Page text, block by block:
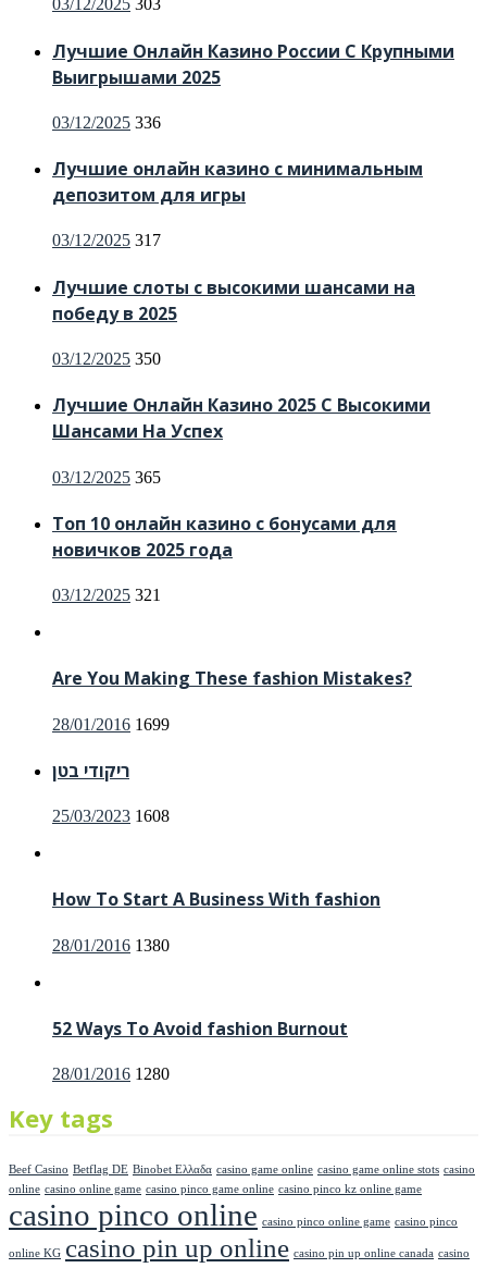
Posted
03/12/2025 303
Лучшие Онлайн Казино России С Крупными
Выигрышами 2025
Posted
03/12/2025 336
Лучшие онлайн казино с минимальным
депозитом для игры
Posted
03/12/2025 317
Лучшие слоты с высокими шансами на
победу в 2025
Posted
03/12/2025 350
Лучшие Онлайн Казино 2025 С Высокими
Шансами На Успех
Posted
03/12/2025 365
Топ 10 онлайн казино с бонусами для
новичков 2025 года
Posted
03/12/2025 321
Are You Making These fashion Mistakes?
Posted
28/01/2016 1699
ריקודי בטן
Posted
25/03/2023 1608
How To Start A Business With fashion
Posted
28/01/2016 1380
52 Ways To Avoid fashion Burnout
Posted
28/01/2016 1280
Key tags
Beef Casino Betflag DE Binobet Ελλαδα casino game online casino game online stots casino
online casino online game casino pinco game online casino pinco kz online game
casino pinco online casino pinco online game casino pinco
online KG casino pin up online casino pin up online canada casino